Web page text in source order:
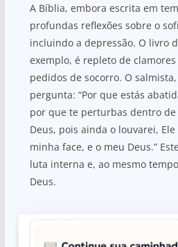
A Bíblia, embora escrita em
profundas reflexões sobre o
incluindo a depressão. O livro
exemplo, é repleto de
pedidos de socorro. O
pergunta: “Por que estás
por que te perturbas dentro de
Deus, pois ainda o louvarei, Ele
minha face, e o meu Deus.” Este
luta interna e, ao mesmo
Deus.